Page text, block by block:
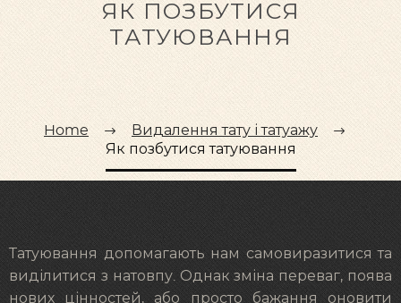
ЯК ПОЗБУТИСЯ
ТАТУЮВАННЯ
Home
Видалення тату і татуажу
Як позбутися татуювання
Татуювання допомагають нам самовиразитися та
виділитися з натовпу. Однак зміна переваг, поява
нових цінностей, або просто бажання оновити